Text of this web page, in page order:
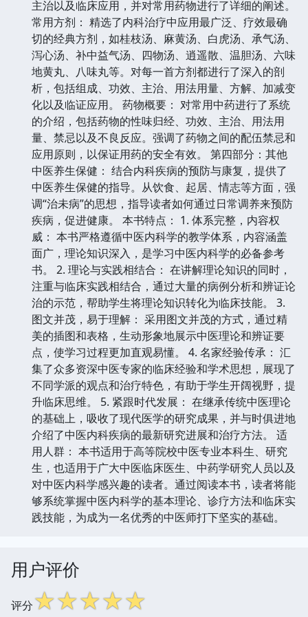
主治以及临床应用，并对常用药物进行了详细的阐述。
常用方剂： 精选了内科治疗中应用最广泛、疗效最确
切的经典方剂，如桂枝汤、麻黄汤、白虎汤、承气汤、
泻心汤、补中益气汤、四物汤、逍遥散、温胆汤、六味
地黄丸、八味丸等。对每一首方剂都进行了深入的剖
析，包括组成、功效、主治、用法用量、方解、加减变
化以及临证应用。 药物概要： 对常用中药进行了系统
的介绍，包括药物的性味归经、功效、主治、用法用
量、禁忌以及不良反应。强调了药物之间的配伍禁忌和
应用原则，以保证用药的安全有效。 第四部分：其他
中医养生保健： 结合内科疾病的预防与康复，提供了
中医养生保健的指导。从饮食、起居、情志等方面，强
调“治未病”的思想，指导读者如何通过日常调养来预防
疾病，促进健康。 本书特点： 1. 体系完整，内容权
威： 本书严格遵循中医内科学的教学体系，内容涵盖
面广，理论知识深入，是学习中医内科学的必备参考
书。 2. 理论与实践相结合： 在讲解理论知识的同时，
注重与临床实践相结合，通过大量的病例分析和辨证论
治的示范，帮助学生将理论知识转化为临床技能。 3.
图文并茂，易于理解： 采用图文并茂的方式，通过精
美的插图和表格，生动形象地展示中医理论和辨证要
点，使学习过程更加直观易懂。 4. 名家经验传承： 汇
集了众多资深中医专家的临床经验和学术思想，展现了
不同学派的观点和治疗特色，有助于学生开阔视野，提
升临床思维。 5. 紧跟时代发展： 在继承传统中医理论
的基础上，吸收了现代医学的研究成果，并与时俱进地
介绍了中医内科疾病的最新研究进展和治疗方法。 适
用人群： 本书适用于高等院校中医专业本科生、研究
生，也适用于广大中医临床医生、中药学研究人员以及
对中医内科学感兴趣的读者。通过阅读本书，读者将能
够系统掌握中医内科学的基本理论、诊疗方法和临床实
践技能，为成为一名优秀的中医师打下坚实的基础。
用户评价
评分☆☆☆☆☆